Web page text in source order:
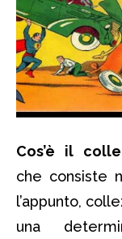
Cos’è il
che consiste
l’appunto,
una